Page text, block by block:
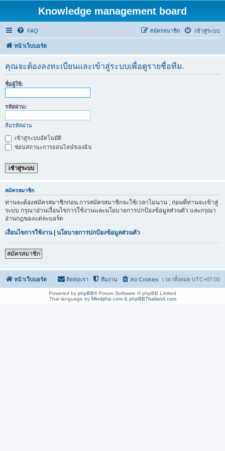
Knowledge management board
FAQ เข้าสู่ระบบ
สมัครสมาชิก
หน้าเว็บบอร์ด
คุณจะต้องลงทะเบียนและเข้าสู่ระบบเพื่อดูรายชื่อทีม.
ชื่อผู้ใช้:
รหัสผ่าน:
ลืมรหัสผ่าน
เข้าสู่ระบบอัตโนมัติ
ซ่อนสถานะการออนไลน์ของฉัน
สมัครสมาชิก
ท่านจะต้องสมัครสมาชิกก่อน การสมัครสมาชิกจะใช้เวลาไม่นาน ; ก่อนที่ท่านจะเข้าสู่
ระบบ กรุณาอ่านเงื่อนไขการใช้งานและนโยบายการปกป้องข้อมูลส่วนตัว และกรุณา
อ่านกฎของแต่ละบอร์ด
เงื่อนไขการใช้งาน| นโยบายการปกป้องข้อมูลส่วนตัว
สมัครสมาชิก
หน้าเว็บบอร์ด เวลาทั้งหมด UTC+07:00
ลบ Cookies
ทีมงาน
ติดต่อเรา
Powered by phpBB® Forum Software © phpBB Limited
Thai language by Mindphp.com& phpBBThailand.com